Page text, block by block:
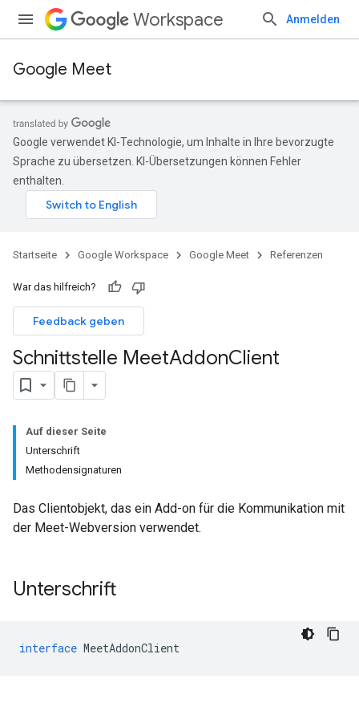
Workspace Anmelden
Google Meet
Google verwendet KI-Technologie, um Inhalte in Ihre bevorzugte
Sprache zu übersetzen. KI-Übersetzungen können Fehler
enthalten.
Startseite Google Workspace Google Meet Referenzen
War das hilfreich?
Feedback geben
Schnittstelle MeetAddonClient
Auf dieser Seite
Unterschrift
Methodensignaturen
Das Clientobjekt, das ein Add-on für die Kommunikation mit
der Meet-Webversion verwendet.
Unterschrift
interface MeetAddonClient